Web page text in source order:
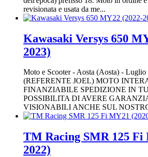
revisionata e usata da me...
Kawasaki Versys 650
2023)
Moto e Scooter-Aosta (Aosta) - Luglio
(REFERENTE JOEL) MOTO
FINANZIABILE SPEDIZIONE IN
POSSIBILITA DI AVERE
VISIONABILI ANCHE SUL
TM Racing SMR 125 Fi
2022)